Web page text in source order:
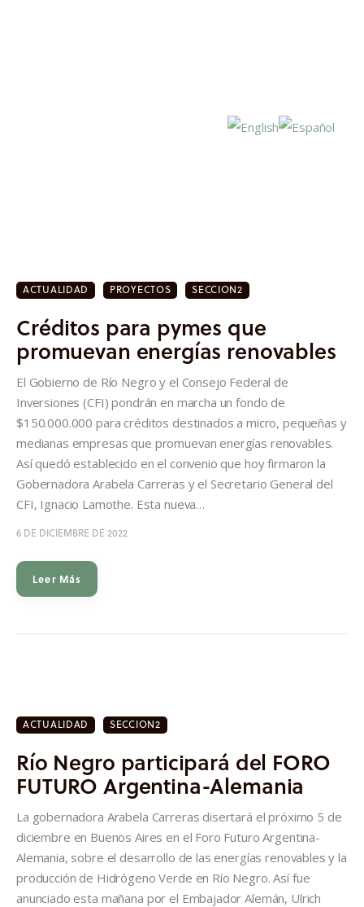
Investigación
Proyectos
Informes
Quiénes somos
ACTUALIDAD PROYECTOS SECCION2
Créditos para pymes que
promuevan energías renovables
El Gobierno de Río Negro y el Consejo Federal de
Inversiones (CFI) pondrán en marcha un fondo de
$150.000.000 para créditos destinados a micro, pequeñas y
medianas empresas que promuevan energías renovables.
Así quedó establecido en el convenio que hoy firmaron la
Gobernadora Arabela Carreras y el Secretario General del
CFI, Ignacio Lamothe. Esta nueva…
6 DE DICIEMBRE DE 2022
Leer Más
ACTUALIDAD SECCION2
Río Negro participará del FORO
FUTURO Argentina-Alemania
La gobernadora Arabela Carreras disertará el próximo 5 de
diciembre en Buenos Aires en el Foro Futuro Argentina-
Alemania, sobre el desarrollo de las energías renovables y la
producción de Hidrógeno Verde en Río Negro. Así fue
anunciado esta mañana por el Embajador Alemán, Ulrich